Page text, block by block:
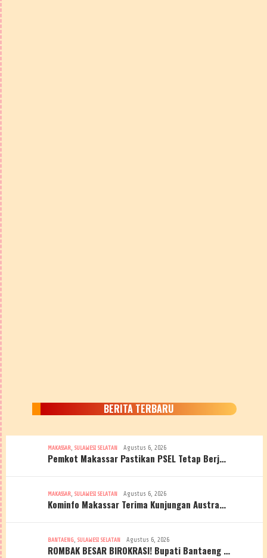
BERITA TERBARU
MAKASSAR, SULAWESI SELATAN Agustus 6, 2026
Pemkot Makassar Pastikan PSEL Tetap Berj…
MAKASSAR, SULAWESI SELATAN Agustus 6, 2026
Kominfo Makassar Terima Kunjungan Austra…
BANTAENG, SULAWESI SELATAN Agustus 6, 2026
ROMBAK BESAR BIROKRASI! Bupati Bantaeng …